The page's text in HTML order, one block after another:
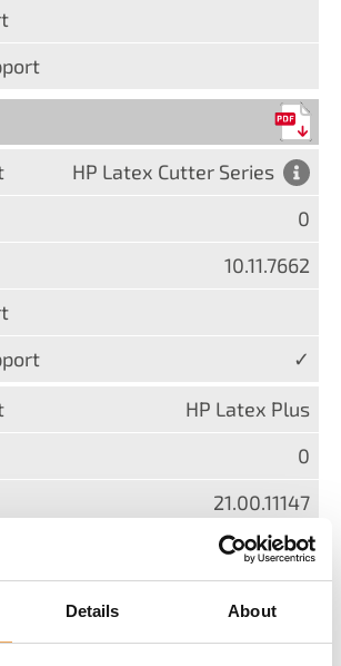
Details About
HP Latex Cutter Series
0
10.11.7662
✓
HP Latex Plus
0
21.00.11147